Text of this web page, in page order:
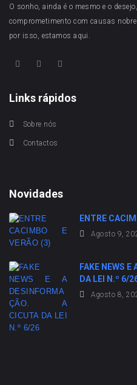
O sonho, ainda é o mesmo e o
comprometimento com causas
por isso, estamos aqui.
Links rápidos
Sobre nós
Contactos
Novidades
ENTRE
Agosto 9,
FAKE NEWS
DA LEI N.º 6/
Agosto 8,